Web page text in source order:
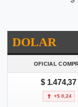
DOLAR
OFICIAL
$ 1.474,37
+$ 0,24